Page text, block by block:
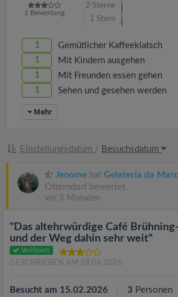
1 Bewertung
2 Sterne
1 Stern
1 Gemütlicher Kaffeeklatsch
1 Mit Kindern ausgehen
1 Mit Freunden essen gehen
1 Sehen und gesehen werden
Mehr
Einstellungsdatum / Besuchsdatum
Jenome hat Gelateria da
Otterndorf bewertet.
vor 3 Monaten
"Das altehrwürdige Café
und der Weg dahin sehr weit"
Verifiziert
GESCHRIEBEN AM 28.04.2026
Besucht am 15.02.2026 3 Personen